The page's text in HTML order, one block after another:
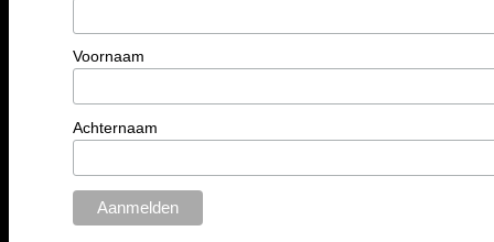
Voornaam
Achternaam